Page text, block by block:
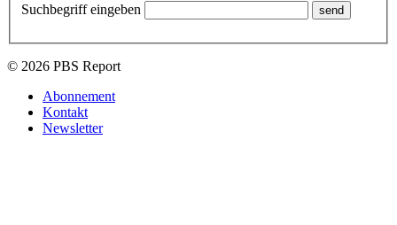
Suchbegriff eingeben
© 2026 PBS Report
Abonnement
Kontakt
Newsletter